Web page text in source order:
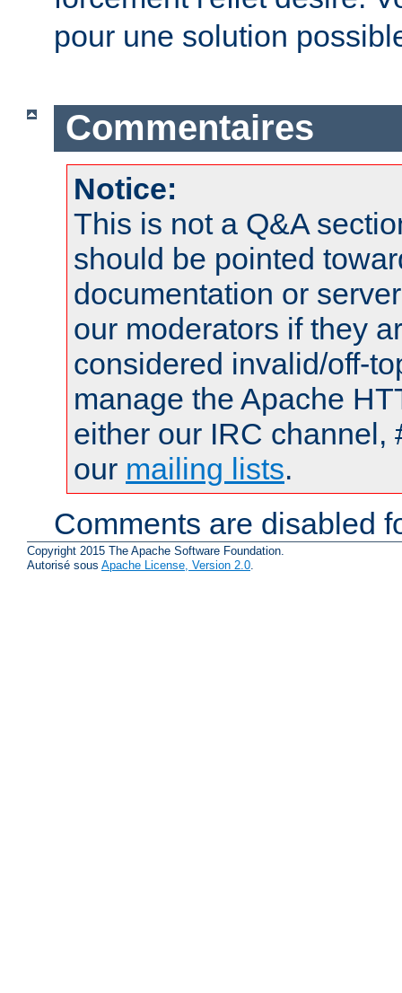
pour une solution
Commentaires
Notice:
This is not a Q&A
should be pointed
documentation or
our moderators if they
considered invalid/off-
manage the Apache
either our IRC channel,
our mailing lists.
Comments are disabled
Copyright 2015 The Apache Software Foundation.
Autorisé sous Apache License, Version 2.0.